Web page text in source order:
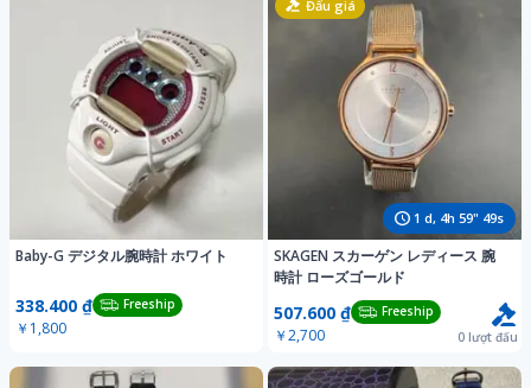
Baby-G デジタル腕時計 ホワイト
338.400 ₫ Freeship
￥1,800
1 d, 4h 59" 46s
Đấu giá
SKAGEN スカーゲン レディース 腕
時計 ローズゴールド
507.600 ₫ Freeship
￥2,700 0 lượt đấu